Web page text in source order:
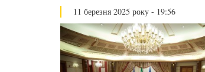
11 березня 2025 року - 19:56